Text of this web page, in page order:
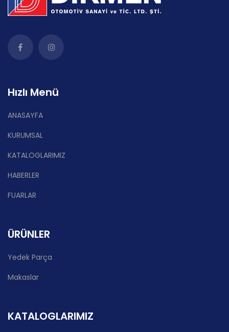
Hızlı Menü
ANASAYFA
KURUMSAL
KATALOGLARIMIZ
HABERLER
FUARLAR
ÜRÜNLER
Yedek Parça
Makaslar
KATALOGLARIMIZ